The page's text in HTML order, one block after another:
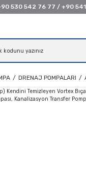
530 542 76 77 / +90
DRENAJ POMPALARI